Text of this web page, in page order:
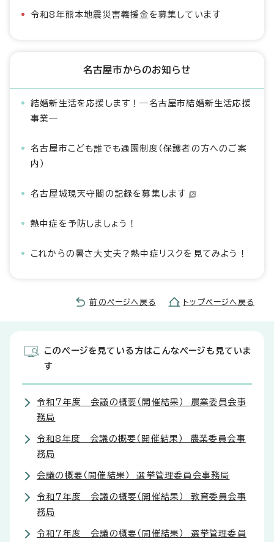
令和8年熊本地震災害義援金を募集しています
名古屋市からのお知らせ
結婚新生活を応援します！―名古屋市結婚新生活応援
事業―
名古屋市こども誰でも通園制度（保護者の方へのご案
内）
名古屋城現天守閣の記録を募集します
熱中症を予防しましょう！
これからの暑さ大丈夫？熱中症リスクを見てみよう！
前のページへ戻る トップページへ戻る
このページを見ている方はこんなページも見ていま
す
令和7年度 会議の概要（開催結果） 農業委員会事
務局
令和8年度 会議の概要（開催結果） 農業委員会事
務局
会議の概要（開催結果） 選挙管理委員会事務局
令和7年度 会議の概要（開催結果） 教育委員会事
務局
令和7年度 会議の概要（開催結果） 選挙管理委員